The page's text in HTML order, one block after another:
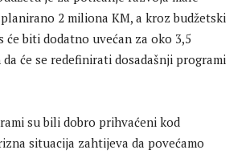
2 miliona KM, a kroz budžetski
će biti dodatno uvećan za oko 3,5
će se redefinirati dosadašnji programi
su bili dobro prihvaćeni kod
situacija zahtijeva da povećamo